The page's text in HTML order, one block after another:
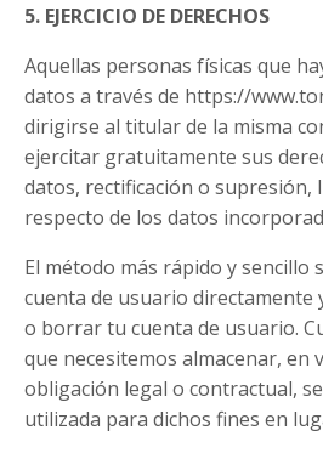
5. EJERCICIO DE DERECHOS
Aquellas personas físicas que
datos a través de https://
dirigirse al titular de la misma
ejercitar gratuitamente sus
datos, rectificación o supresión,
respecto de los datos
El método más rápido y sencillo
cuenta de usuario directamente
o borrar tu cuenta de usuario.
que necesitemos almacenar, en
obligación legal o contractual,
utilizada para dichos fines en